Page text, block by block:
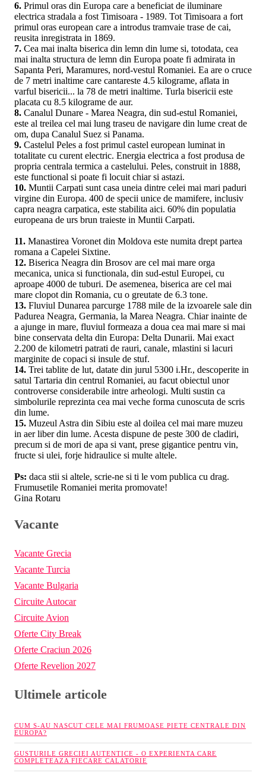
6. Primul oras din Europa care a beneficiat de iluminare
electrica stradala a fost Timisoara - 1989. Tot Timisoara a fort
primul oras european care a introdus tramvaie trase de cai,
reusita inregistrata in 1869.
7. Cea mai inalta biserica din lemn din lume si, totodata, cea
mai inalta structura de lemn din Europa poate fi admirata in
Sapanta Peri, Maramures, nord-vestul Romaniei. Ea are o cruce
de 7 metri inaltime care cantareste 4.5 kilograme, aflata in
varful bisericii... la 78 de metri inaltime. Turla bisericii este
placata cu 8.5 kilograme de aur.
8. Canalul Dunare - Marea Neagra, din sud-estul Romaniei,
este al treilea cel mai lung traseu de navigare din lume creat de
om, dupa Canalul Suez si Panama.
9. Castelul Peles a fost primul castel european luminat in
totalitate cu curent electric. Energia electrica a fost produsa de
propria centrala termica a castelului. Peles, construit in 1888,
este functional si poate fi locuit chiar si astazi.
10. Muntii Carpati sunt casa uneia dintre celei mai mari paduri
virgine din Europa. 400 de specii unice de mamifere, inclusiv
capra neagra carpatica, este stabilita aici. 60% din populatia
europeana de urs brun traieste in Muntii Carpati.
11. Manastirea Voronet din Moldova este numita drept partea
romana a Capelei Sixtine.
12. Biserica Neagra din Brosov are cel mai mare orga
mecanica, unica si functionala, din sud-estul Europei, cu
aproape 4000 de tuburi. De asemenea, biserica are cel mai
mare clopot din Romania, cu o greutate de 6.3 tone.
13. Fluviul Dunarea parcurge 1788 mile de la izvoarele sale din
Padurea Neagra, Germania, la Marea Neagra. Chiar inainte de
a ajunge in mare, fluviul formeaza a doua cea mai mare si mai
bine conservata delta din Europa: Delta Dunarii. Mai exact
2.200 de kilometri patrati de rauri, canale, mlastini si lacuri
marginite de copaci si insule de stuf.
14. Trei tablite de lut, datate din jurul 5300 i.Hr., descoperite in
satul Tartaria din centrul Romaniei, au facut obiectul unor
controverse considerabile intre arheologi. Multi sustin ca
simbolurile reprezinta cea mai veche forma cunoscuta de scris
din lume.
15. Muzeul Astra din Sibiu este al doilea cel mai mare muzeu
in aer liber din lume. Acesta dispune de peste 300 de cladiri,
precum si de mori de apa si vant, prese gigantice pentru vin,
fructe si ulei, forje hidraulice si multe altele.
Ps: daca stii si altele, scrie-ne si ti le vom publica cu drag.
Frumusetile Romaniei merita promovate!
Gina Rotaru
Vacante
Vacante Grecia
Vacante Turcia
Vacante Bulgaria
Circuite Autocar
Circuite Avion
Oferte City Break
Oferte Craciun 2026
Oferte Revelion 2027
Ultimele articole
CUM S-AU NASCUT CELE MAI FRUMOASE PIETE CENTRALE DIN
EUROPA?
GUSTURILE GRECIEI AUTENTICE - O EXPERIENTA CARE
COMPLETEAZA FIECARE CALATORIE